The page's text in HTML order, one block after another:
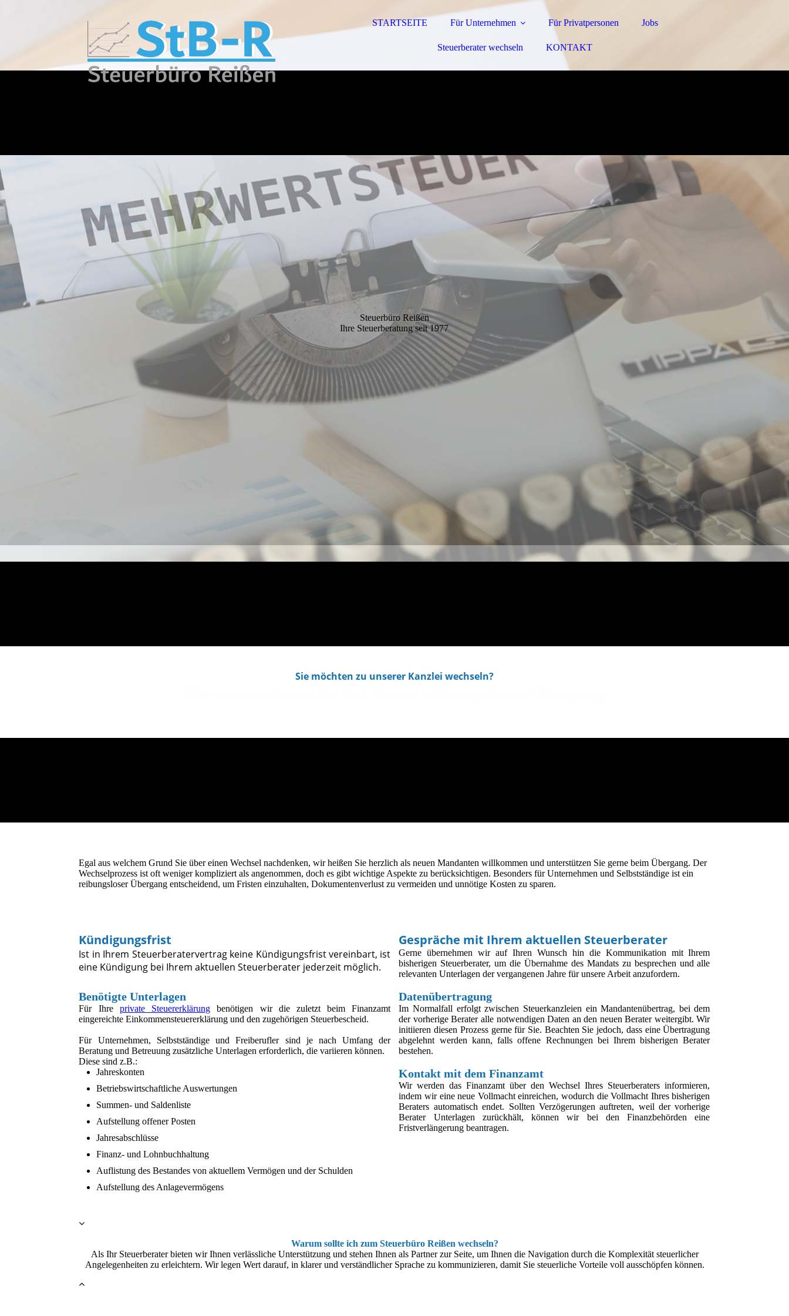
STARTSEITE Für Unternehmen Für Privatpersonen Jobs
Steuerberater wechseln KONTAKT
Steuerbüro Reißen
Ihre Steuerberatung seit 1977
Sie möchten zu unserer Kanzlei wechseln?
Egal aus welchem Grund Sie über einen Wechsel nachdenken, wir heißen Sie herzlich als neuen Mandanten willkommen und unterstützen Sie gerne beim Übergang. Der
Wechselprozess ist oft weniger kompliziert als angenommen, doch es gibt wichtige Aspekte zu berücksichtigen. Besonders für Unternehmen und Selbstständige ist ein
reibungsloser Übergang entscheidend, um Fristen einzuhalten, Dokumentenverlust zu vermeiden und unnötige Kosten zu sparen.
Kündigungsfrist
Ist in Ihrem Steuerberatervertrag keine Kündigungsfrist vereinbart, ist
eine Kündigung bei Ihrem aktuellen Steuerberater jederzeit möglich.
Gespräche mit Ihrem aktuellen Steuerberater
Gerne übernehmen wir auf Ihren Wunsch hin die Kommunikation mit Ihrem
bisherigen Steuerberater, um die Übernahme des Mandats zu besprechen und alle
relevanten Unterlagen der vergangenen Jahre für unsere Arbeit anzufordern.
Benötigte Unterlagen
Für Ihre private Steuererklärung benötigen wir die zuletzt beim Finanzamt
eingereichte Einkommensteuererklärung und den zugehörigen Steuerbescheid.
Für Unternehmen, Selbstständige und Freiberufler sind je nach Umfang der
Beratung und Betreuung zusätzliche Unterlagen erforderlich, die variieren können.
Diese sind z.B.:
Jahreskonten
Betriebswirtschaftliche Auswertungen
Summen- und Saldenliste
Aufstellung offener Posten
Jahresabschlüsse
Finanz- und Lohnbuchhaltung
Auflistung des Bestandes von aktuellem Vermögen und der Schulden
Aufstellung des Anlagevermögens
Datenübertragung
Im Normalfall erfolgt zwischen Steuerkanzleien ein Mandantenübertrag, bei dem
der vorherige Berater alle notwendigen Daten an den neuen Berater weitergibt. Wir
initiieren diesen Prozess gerne für Sie. Beachten Sie jedoch, dass eine Übertragung
abgelehnt werden kann, falls offene Rechnungen bei Ihrem bisherigen Berater
bestehen.
Kontakt mit dem Finanzamt
Wir werden das Finanzamt über den Wechsel Ihres Steuerberaters informieren,
indem wir eine neue Vollmacht einreichen, wodurch die Vollmacht Ihres bisherigen
Beraters automatisch endet. Sollten Verzögerungen auftreten, weil der vorherige
Berater Unterlagen zurückhält, können wir bei den Finanzbehörden eine
Fristverlängerung beantragen.
Warum sollte ich zum Steuerbüro Reißen wechseln?
Als Ihr Steuerberater bieten wir Ihnen verlässliche Unterstützung und stehen Ihnen als Partner zur Seite, um Ihnen die Navigation durch die Komplexität steuerlicher
Angelegenheiten zu erleichtern. Wir legen Wert darauf, in klarer und verständlicher Sprache zu kommunizieren, damit Sie steuerliche Vorteile voll ausschöpfen können.